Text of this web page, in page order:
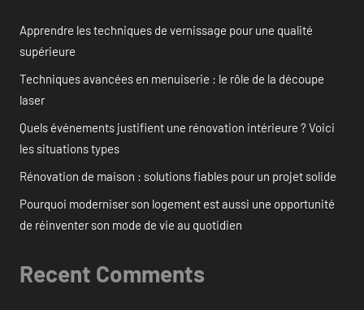
Apprendre les techniques de vernissage pour une qualité
supérieure
Techniques avancées en menuiserie : le rôle de la découpe
laser
Quels événements justifient une rénovation intérieure ? Voici
les situations types
Rénovation de maison : solutions fiables pour un projet solide
Pourquoi moderniser son logement est aussi une opportunité
de réinventer son mode de vie au quotidien
Recent Comments